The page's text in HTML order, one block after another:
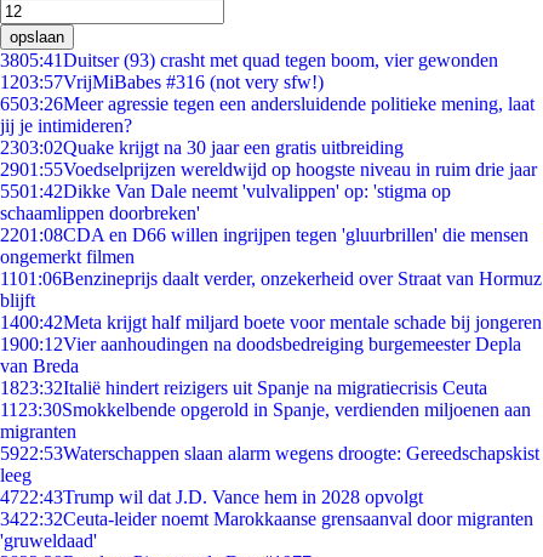
opslaan
3805:41Duitser (93) crasht met quad tegen boom, vier gewonden
1203:57VrijMiBabes #316 (not very sfw!)
6503:26Meer agressie tegen een andersluidende politieke mening, laat
jij je intimideren?
2303:02Quake krijgt na 30 jaar een gratis uitbreiding
2901:55Voedselprijzen wereldwijd op hoogste niveau in ruim drie jaar
5501:42Dikke Van Dale neemt 'vulvalippen' op: 'stigma op
schaamlippen doorbreken'
2201:08CDA en D66 willen ingrijpen tegen 'gluurbrillen' die mensen
ongemerkt filmen
1101:06Benzineprijs daalt verder, onzekerheid over Straat van Hormuz
blijft
1400:42Meta krijgt half miljard boete voor mentale schade bij jongeren
1900:12Vier aanhoudingen na doodsbedreiging burgemeester Depla
van Breda
1823:32Italië hindert reizigers uit Spanje na migratiecrisis Ceuta
11 23:30Smokkelbende opgerold in Spanje, verdienden miljoenen aan
migranten
5922:53Waterschappen slaan alarm wegens droogte: Gereedschapskist
leeg
4722:43Trump wil dat J.D. Vance hem in 2028 opvolgt
3422:32Ceuta-leider noemt Marokkaanse grensaanval door migranten
'gruweldaad'